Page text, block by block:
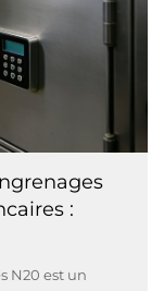
:
N20 est un